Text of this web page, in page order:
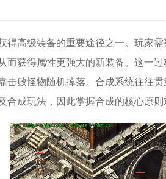
得高级装备的重要途径之一。玩家
而获得属性更强大的新装备。这一
击败怪物随机掉落。合成系统往往
合成玩法，因此掌握合成的核心原则